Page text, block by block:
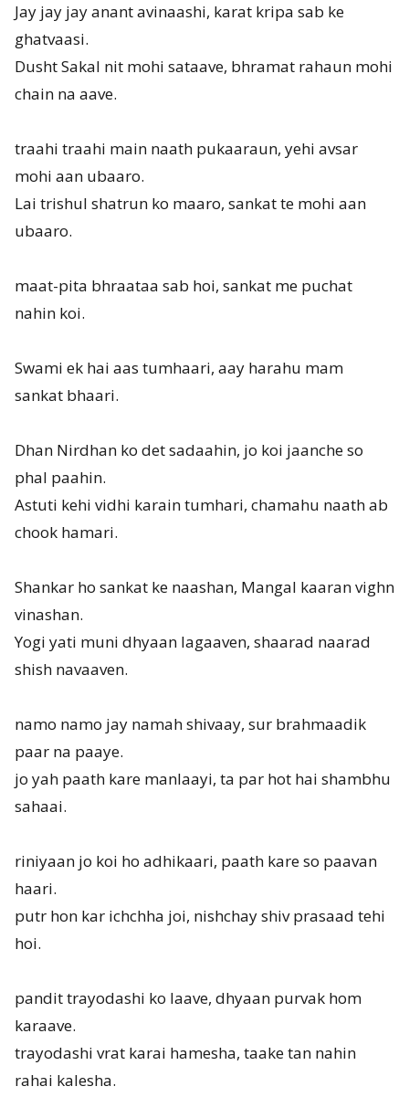
Jay jay jay anant avinaashi, karat kripa sab ke
ghatvaasi.
Dusht Sakal nit mohi sataave, bhramat rahaun mohi
chain na aave.
traahi traahi main naath pukaaraun, yehi avsar
mohi aan ubaaro.
Lai trishul shatrun ko maaro, sankat te mohi aan
ubaaro.
maat-pita bhraataa sab hoi, sankat me puchat
nahin koi.
Swami ek hai aas tumhaari, aay harahu mam
sankat bhaari.
Dhan Nirdhan ko det sadaahin, jo koi jaanche so
phal paahin.
Astuti kehi vidhi karain tumhari, chamahu naath ab
chook hamari.
Shankar ho sankat ke naashan, Mangal kaaran vighn
vinashan.
Yogi yati muni dhyaan lagaaven, shaarad naarad
shish navaaven.
namo namo jay namah shivaay, sur brahmaadik
paar na paaye.
jo yah paath kare manlaayi, ta par hot hai shambhu
sahaai.
riniyaan jo koi ho adhikaari, paath kare so paavan
haari.
putr hon kar ichchha joi, nishchay shiv prasaad tehi
hoi.
pandit trayodashi ko laave, dhyaan purvak hom
karaave.
trayodashi vrat karai hamesha, taake tan nahin
rahai kalesha.